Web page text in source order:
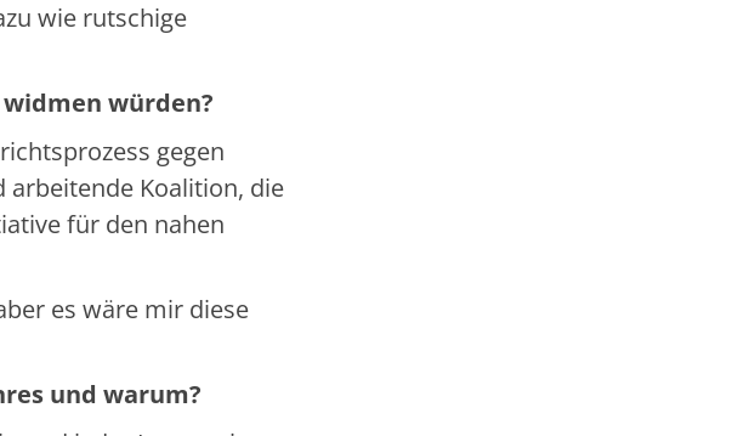
wie rutschige
würden?
gegen
arbeitende Koalition, die
für den nahen
es wäre mir diese
und warum?